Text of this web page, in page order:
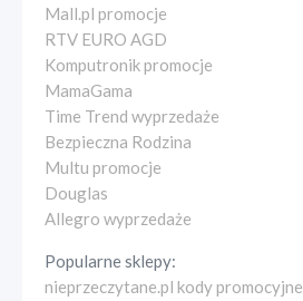
Mall.pl promocje
RTV EURO AGD
Komputronik promocje
MamaGama
Time Trend wyprzedaże
Bezpieczna Rodzina
Multu promocje
Douglas
Allegro wyprzedaże
Popularne sklepy:
nieprzeczytane.pl kody promocyjne